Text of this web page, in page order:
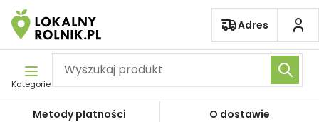
Pomiń nawigację
Adres
Kategorie
Metody płatności O dostawie